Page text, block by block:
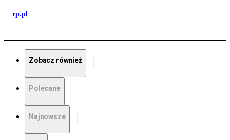
rp.pl
Zobacz również
Polecane
Najnowsze